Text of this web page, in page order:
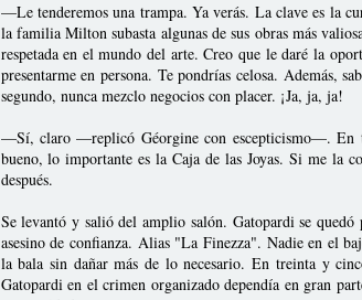
—Le tenderemos una trampa. Ya verás. La clave es la
la familia Milton subasta algunas de sus obras más
respetada en el mundo del arte. Creo que le daré la
presentarme en persona. Te pondrías celosa. Además,
segundo, nunca mezclo negocios con placer. ¡Ja, ja, ja!
—Sí, claro —replicó Géorgine con escepticismo—. En
bueno, lo importante es la Caja de las Joyas. Si me la
después.
Se levantó y salió del amplio salón. Gatopardi se
asesino de confianza. Alias "La Finezza". Nadie en el
la bala sin dañar más de lo necesario. En treinta y
Gatopardi en el crimen organizado dependía en gran